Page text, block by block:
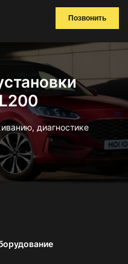
Позвонить
диагностике